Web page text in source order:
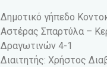
Δημοτικό γήπεδο
Αστέρας Σπαρτύλα –
Δραγωτινών 4-1
Διαιτητής: Χρήστος